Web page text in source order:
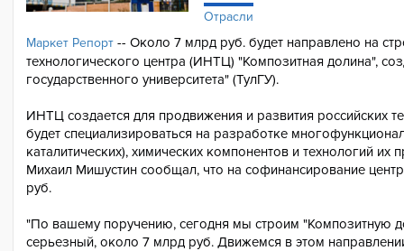
Отрасли
Маркет Репорт -- Около 7 млрд руб. будет направлено на
технологического центра (ИНТЦ) "Композитная долина",
государственного университета" (ТулГУ).
ИНТЦ создается для продвижения и развития российских
будет специализироваться на разработке
каталитических), химических компонентов и технологий
Михаил Мишустин сообщал, что на софинансирование
руб.
"По вашему поручению, сегодня мы строим "Композитную
серьезный, около 7 млрд руб. Движемся в этом